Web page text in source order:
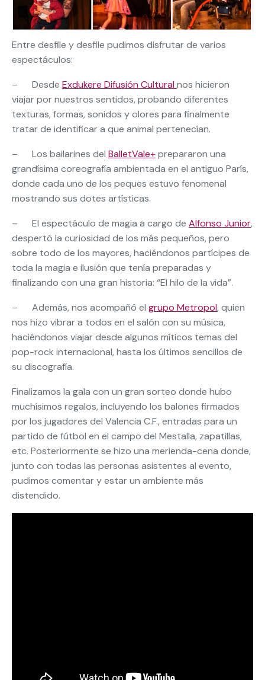
Entre desfile y desfile pudimos disfrutar de varios
espectáculos:
– Desde Exdukere Difusión Cultural nos hicieron
viajar por nuestros sentidos, probando diferentes
texturas, formas, sonidos y olores para finalmente
tratar de identificar a que animal pertenecían.
– Los bailarines del BalletVale+prepararon una
grandísima coreografía ambientada en el antiguo París,
donde cada uno de los peques estuvo fenomenal
mostrando sus dotes artísticas.
– El espectáculo de magia a cargo de Alfonso Junior,
despertó la curiosidad de los más pequeños, pero
sobre todo de los mayores, haciéndonos partícipes de
toda la magia e ilusión que tenía preparadas y
finalizando con una gran historia: “El hilo de la vida”.
– Además, nos acompañó el grupo Metropol, quien
nos hizo vibrar a todos en el salón con su música,
haciéndonos viajar desde algunos míticos temas del
pop-rock internacional, hasta los últimos sencillos de
su discografía.
Finalizamos la gala con un gran sorteo donde hubo
muchísimos regalos, incluyendo los balones firmados
por los jugadores del Valencia C.F., entradas para un
partido de fútbol en el campo del Mestalla, zapatillas,
etc. Posteriormente se hizo una merienda-cena donde,
junto con todas las personas asistentes al evento,
pudimos comentar y estar un ambiente más
distendido.